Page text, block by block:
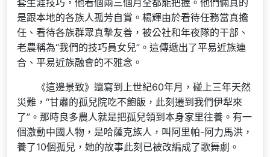
套生涯技巧，他看個兩三個月全都能把握。他們倆真的
是跟本地的各族人孤芳自賞。楊輝由於看待任務當真擔
任、看待各族群眾真摯友善，被公社和年夜隊的干部、
老農稱為“我們的技巧員女兒”。這傳遞出了平易近族連
合、平易近族融會的不雅念。
《這邊景致》還寫到上世紀60年月，碰上三年天然
災難，“甘肅的孤兒院吃不飽飯，此刻遷到我們伊犁來
了”。那時良多農人就是把孤兒領到本身家里往養。有一
個激動中國人物，是哈薩克族人，叫阿里帕-阿力馬洪，
養了10個孤兒，她的故事此刻已被改編成了歌舞劇。